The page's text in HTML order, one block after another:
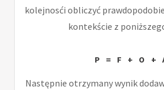
kolejnosći obliczyć
kontekście z
P = F + O +
Następnie otrzymany wynik